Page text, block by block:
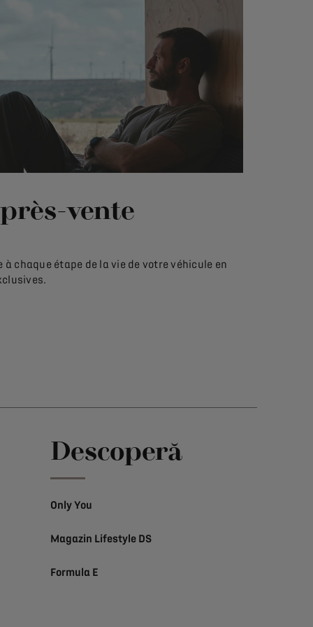
vente
à chaque étape de la vie de votre véhicule en
Descoperă
Only You
Magazin Lifestyle DS
Formula E